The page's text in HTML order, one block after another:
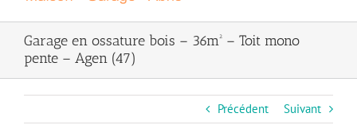
Garage en ossature bois – 36m² – Toit mono
pente – Agen (47)
Précédent Suivant